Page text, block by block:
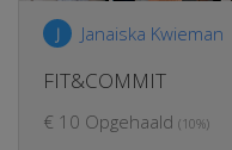
J Janaiska Kwieman
FIT&COMMIT
€ 10 Opgehaald (10%)